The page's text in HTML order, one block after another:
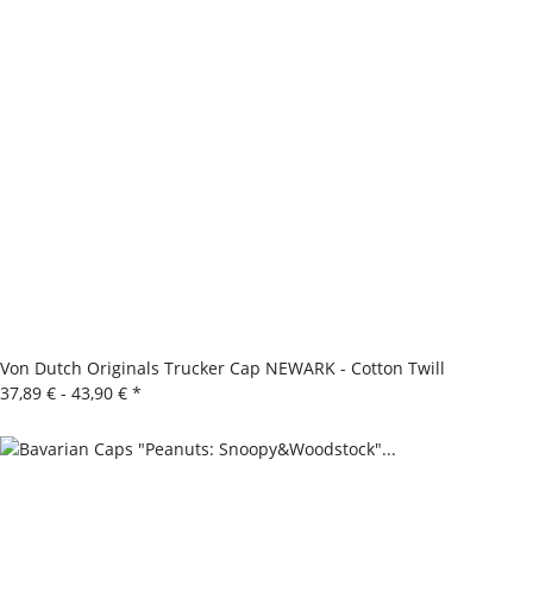
Von Dutch Originals Trucker Cap NEWARK - Cotton Twill
37,89 € - 43,90 € *